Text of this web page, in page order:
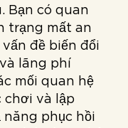
Bạn có quan
trạng mất an
đề biến đổi
lãng phí
mối quan hệ
chơi và lập
phục hồi